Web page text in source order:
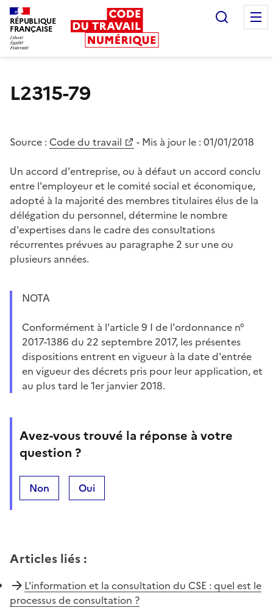
RÉPUBLIQUE
FRANÇAISE
L2315-79
Source : Code du travail - Mis à jour le : 01/01/2018
Un accord d'entreprise, ou à défaut un accord conclu
entre l'employeur et le comité social et économique,
adopté à la majorité des membres titulaires élus de la
délégation du personnel, détermine le nombre
d'expertises dans le cadre des consultations
récurrentes prévues au paragraphe 2 sur une ou
plusieurs années.
NOTA
Conformément à l'article 9 I de l'ordonnance n°
2017-1386 du 22 septembre 2017, les présentes
dispositions entrent en vigueur à la date d'entrée
en vigueur des décrets pris pour leur application, et
au plus tard le 1er janvier 2018.
Avez-vous trouvé la réponse à votre
question ?
Non Oui
Articles liés :
L'information et la consultation du CSE : quel est le
processus de consultation ?